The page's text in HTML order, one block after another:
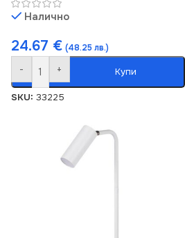
Налично
24.67 € (48.25 лв.)
- + Купи
SKU: 33225